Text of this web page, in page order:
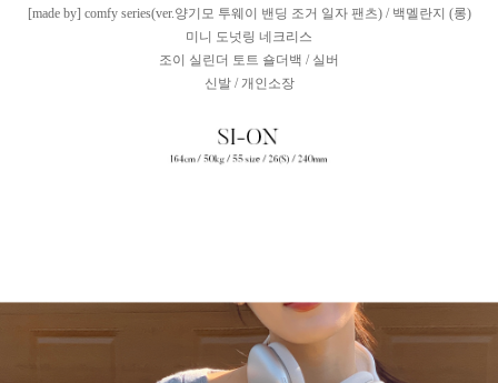
[made by] comfy series(ver.양기모 투웨이 밴딩 조거 일자 팬츠) / 백멜란지 (롱)
미니 도넛링 네크리스
조이 실린더 토트 숄더백 / 실버
신발 / 개인소장